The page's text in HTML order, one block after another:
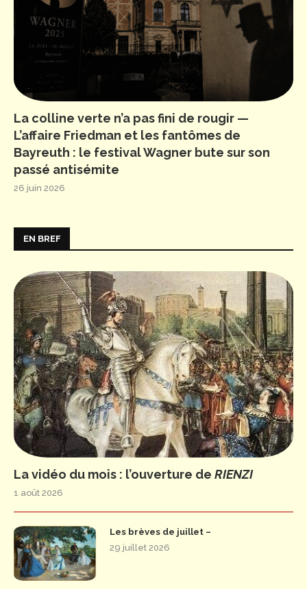
La colline verte n’a pas fini de rougir —
L’affaire Friedman et les fantômes de
Bayreuth : le festival Wagner bute sur son
passé antisémite
26 juin 2026
EN BREF
La vidéo du mois : l’ouverture de RIENZI
1 août 2026
Les brèves de juillet –
29 juillet 2026